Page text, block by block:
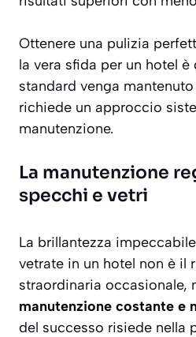
Ottenere una pulizia
la vera sfida per un hotel
standard venga
richiede un approccio
manutenzione.
La manutenzione
specchi e vetri
La brillantezza
vetrate in un hotel non è il
straordinaria occasionale,
manutenzione costante e
del successo risiede nella